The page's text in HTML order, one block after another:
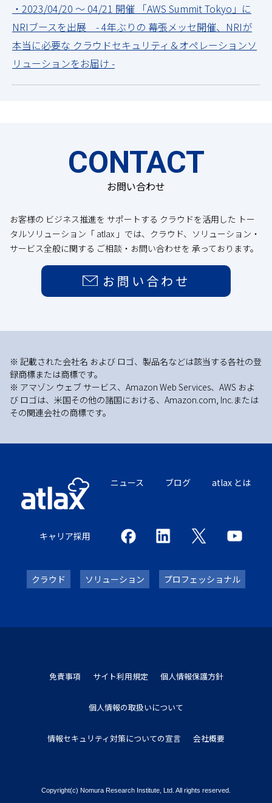
・2023/04/20 ～ 04/21 開催 「AWS Summit Tokyo」に
NRIブースを出展 - 4年ぶりの 幕張メッセ開催、NRIが
本当に必要な クラウドセキュリティ＆オペレーションソ
リューションをお届け -
CONTACT
お問い合わせ
お客様の ビジネス推進を サポートする クラウドを活用した トー
タルソリューション「 atlax 」では、クラウド、ソリューション・
サービス全般に関する ご相談・お問い合わせを 承っております。
お問い合わせ
※ 記載された会社名 および ロゴ、製品名などは該当する各社の登
録商標または商標です。
※ アマゾン ウェブ サービス、Amazon Web Services、AWS およ
び ロゴは、米国その他の諸国における、Amazon.com, Inc.または
その関連会社の商標です。
ニュース ブログ atlax とは
キャリア採用
クラウド ソリューション プロフェッショナル
Copyright(c) Nomura Research Institute, Ltd. All rights reserved.
免責事項 サイト利用規定 個人情報保護方針
個人情報の取扱いについて
情報セキュリティ対策についての宣言 会社概要